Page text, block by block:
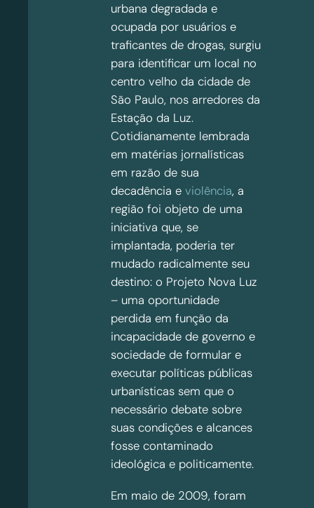
urbana degradada e
ocupada por usuários e
traficantes de drogas, surgiu
para identificar um local no
centro velho da cidade de
São Paulo, nos arredores da
Estação da Luz.
Cotidianamente lembrada
em matérias jornalísticas
em razão de sua
decadência e violência, a
região foi objeto de uma
iniciativa que, se
implantada, poderia ter
mudado radicalmente seu
destino: o Projeto Nova Luz
– uma oportunidade
perdida em função da
incapacidade de governo e
sociedade de formular e
executar políticas públicas
urbanísticas sem que o
necessário debate sobre
suas condições e alcances
fosse contaminado
ideológica e politicamente.
Em maio de 2009, foram